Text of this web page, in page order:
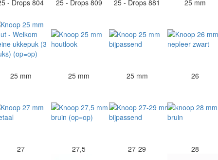
- Drops 804 25 - Drops 809 25 - Drops 881 25 mm
25 mm 25 mm 25 mm 26
27 27,5 27-29 28